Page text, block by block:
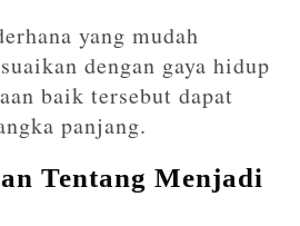
yang mudah
dengan gaya hidup
baik tersebut dapat
panjang.
Tentang Menjadi